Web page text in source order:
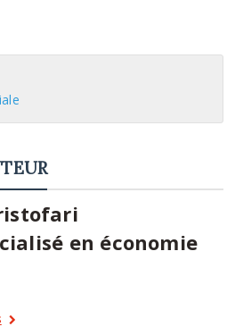
en économie